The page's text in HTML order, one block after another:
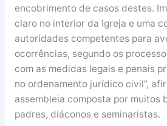
encobrimento de casos destes.
claro no interior da Igreja e uma
autoridades competentes para
ocorrências, segundo os
com as medidas legais e penais
no ordenamento jurídico civil”,
assembleia composta por muitos
padres, diáconos e seminaristas.